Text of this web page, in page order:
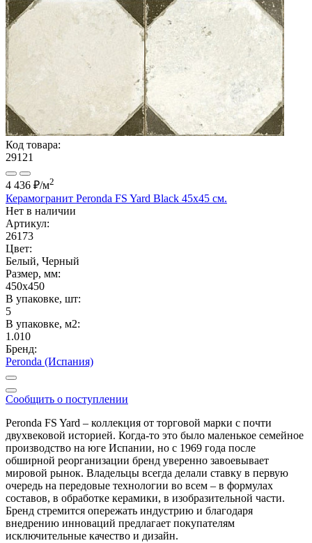
Код товара:
29121
4 436 ₽/м2
Керамогранит Peronda FS Yard Black 45x45 см.
Нет в наличии
Артикул:
26173
Цвет:
Белый, Черный
Размер, мм:
450x450
В упаковке, шт:
5
В упаковке, м2:
1.010
Бренд:
Peronda (Испания)
Сообщить о поступлении
Peronda FS Yard – коллекция от торговой марки с почти
двухвековой историей. Когда-то это было маленькое семейное
производство на юге Испании, но с 1969 года после
обширной реорганизации бренд уверенно завоевывает
мировой рынок. Владельцы всегда делали ставку в первую
очередь на передовые технологии во всем – в формулах
составов, в обработке керамики, в изобразительной части.
Бренд стремится опережать индустрию и благодаря
внедрению инноваций предлагает покупателям
исключительные качество и дизайн.